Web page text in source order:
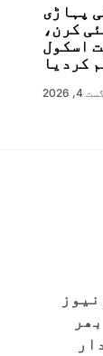
پہاڑی
کرن،
اسکول
کردیا
4, 2026